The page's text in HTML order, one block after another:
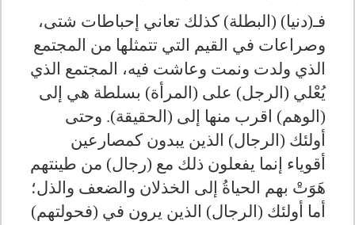
فـ(دنيا) (البطلة) كذلك تعاني إحباطات شتى،
وصراعات في القيم التي تتمثلها من المجتمع
الذي ولدت ونمت وعاشت فيه، المجتمع الذي
يُعْلي (الرجل) على (المرأة) بسلطة هي إلى
(الوهم) اقرب منها إلى (الحقيقة). وحتى
أولئك (الرجال) الذين يبدون كمصارعين
أقوياء إنما يفعلون ذلك مع (رجال) من طينتهم
هَوَتْ بهم الحياةُ إلى الخذلان والضعف والذل؛
أما أولئك (الرجال) الذين يرون في (فحولتهم)